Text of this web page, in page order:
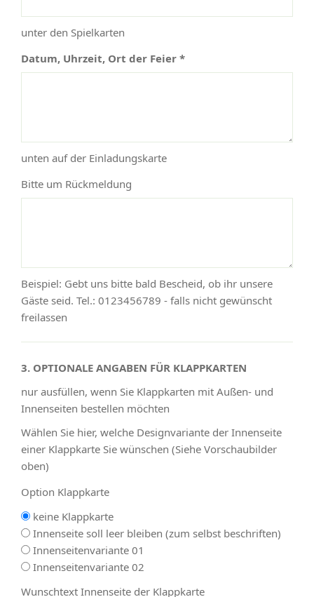
unter den Spielkarten
Datum, Uhrzeit, Ort der Feier *
unten auf der Einladungskarte
Bitte um Rückmeldung
Beispiel: Gebt uns bitte bald Bescheid, ob ihr unsere
Gäste seid. Tel.: 0123456789 - falls nicht gewünscht
freilassen
3. OPTIONALE ANGABEN FÜR KLAPPKARTEN
nur ausfüllen, wenn Sie Klappkarten mit Außen- und
Innenseiten bestellen möchten
Wählen Sie hier, welche Designvariante der Innenseite
einer Klappkarte Sie wünschen (Siehe Vorschaubilder
oben)
Option Klappkarte
keine Klappkarte
Innenseite soll leer bleiben (zum selbst beschriften)
Innenseitenvariante 01
Innenseitenvariante 02
Wunschtext Innenseite der Klappkarte